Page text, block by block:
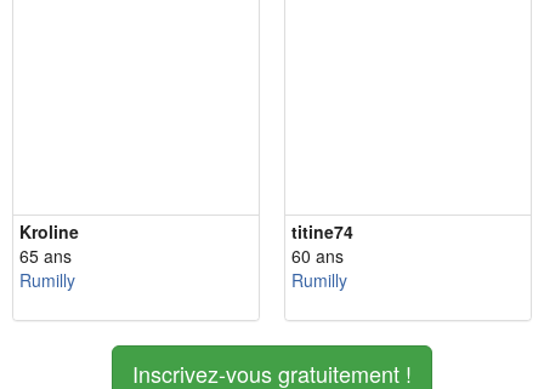
Kroline
65 ans
Rumilly
titine74
60 ans
Rumilly
Inscrivez-vous gratuitement !